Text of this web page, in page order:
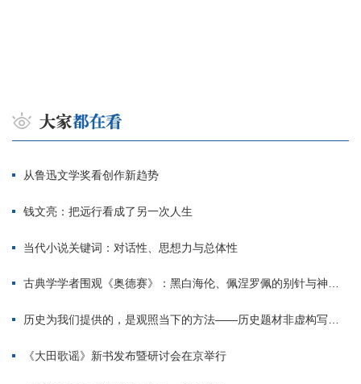
从鲁迅文学奖看创作新趋势
钱文亮：把远行看成了另一次人生
当代小说关键词：对话性、思想力与总体性
古典学学者围观《奥德赛》：黑白海伦、佩涅罗佩的别针与神秘入侵者
历史为我们提供的，是观照当下的方法——历史题材非虚构写作多人谈
《大田歌谣》新书发布暨研讨会在京举行